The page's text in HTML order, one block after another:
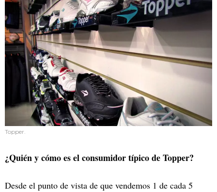
Topper.
¿Quién y cómo es el consumidor típico de Topper?
Desde el punto de vista de que vendemos 1 de cada 5